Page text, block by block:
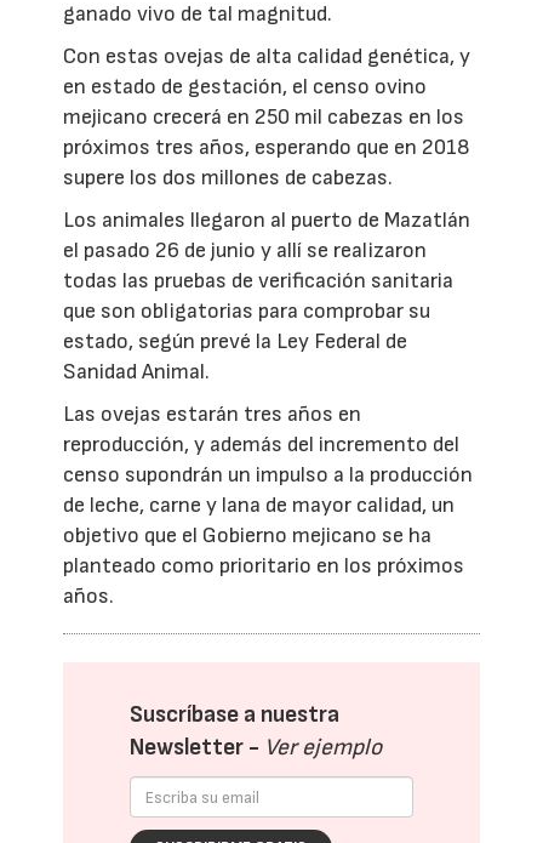
ganado vivo de tal magnitud.
Con estas ovejas de alta calidad genética, y
en estado de gestación, el censo ovino
mejicano crecerá en 250 mil cabezas en los
próximos tres años, esperando que en 2018
supere los dos millones de cabezas.
Los animales llegaron al puerto de Mazatlán
el pasado 26 de junio y allí se realizaron
todas las pruebas de verificación sanitaria
que son obligatorias para comprobar su
estado, según prevé la Ley Federal de
Sanidad Animal.
Las ovejas estarán tres años en
reproducción, y además del incremento del
censo supondrán un impulso a la producción
de leche, carne y lana de mayor calidad, un
objetivo que el Gobierno mejicano se ha
planteado como prioritario en los próximos
años.
Suscríbase a nuestra
Newsletter - Ver ejemplo